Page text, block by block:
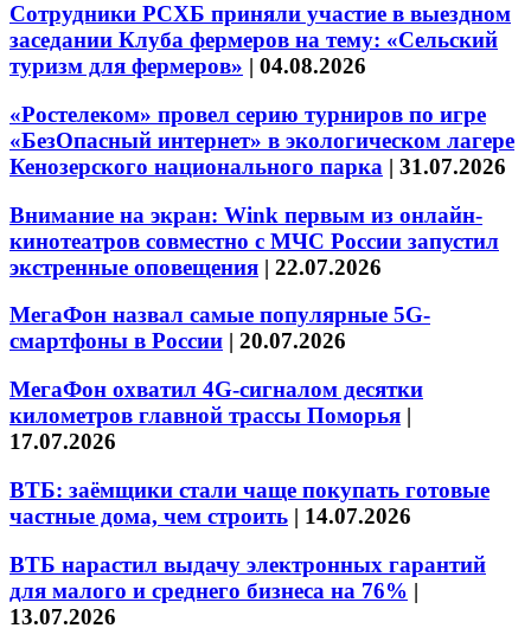
Сотрудники РСХБ приняли участие в выездном
заседании Клуба фермеров на тему: «Сельский
туризм для фермеров» | 04.08.2026
«Ростелеком» провел серию турниров по игре
«БезОпасный интернет» в экологическом лагере
Кенозерского национального парка | 31.07.2026
Внимание на экран: Wink первым из онлайн-
кинотеатров совместно с МЧС России запустил
экстренные оповещения | 22.07.2026
МегаФон назвал самые популярные 5G-
смартфоны в России | 20.07.2026
МегаФон охватил 4G-сигналом десятки
километров главной трассы Поморья |
17.07.2026
ВТБ: заёмщики стали чаще покупать готовые
частные дома, чем строить | 14.07.2026
ВТБ нарастил выдачу электронных гарантий
для малого и среднего бизнеса на 76% |
13.07.2026